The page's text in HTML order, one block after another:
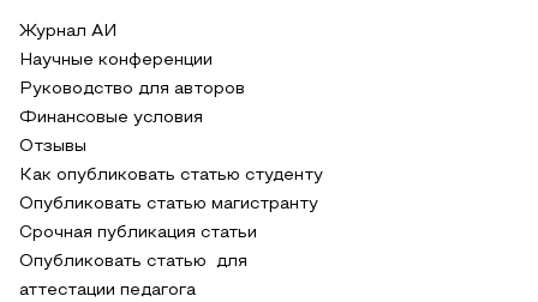
Журнал АИ
Научные конференции
Руководство для авторов
Финансовые условия
Отзывы
Как опубликовать статью студенту
Опубликовать статью магистранту
Срочная публикация статьи
Опубликовать статью для
аттестации педагога